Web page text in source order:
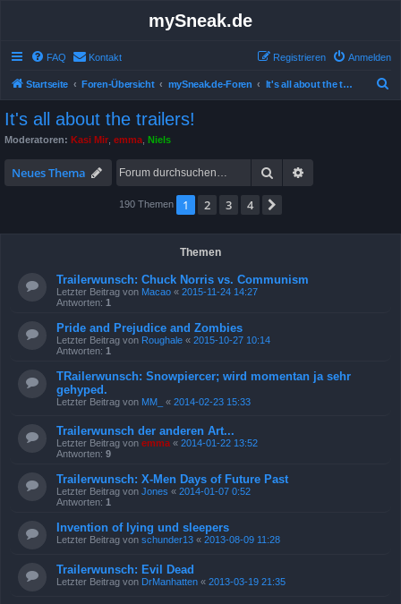
mySneak.de
FAQ Kontakt Anmelden
Registrieren
Startseite Foren-Übersicht mySneak.de-Foren It's all about the trailers!
It's all about the trailers!
Moderatoren: Kasi Mir emma Niels
Neues Thema Suche
190 Themen 1 2 3 4
Themen
Trailerwunsch: Chuck Norris vs. Communism
Letzter Beitrag von Macao « 2015-11-24 14:27
Antworten: 1
Pride and Prejudice and Zombies
Letzter Beitrag von Roughale « 2015-10-27 10:14
Antworten: 1
TRailerwunsch: Snowpiercer; wird momentan ja sehr
gehyped.
Letzter Beitrag von MM_ « 2014-02-23 15:33
Trailerwunsch der anderen Art...
Letzter Beitrag von emma « 2014-01-22 13:52
Antworten: 9
Trailerwunsch: X-Men Days of Future Past
Letzter Beitrag von Jones « 2014-01-07 0:52
Antworten: 1
Invention of lying und sleepers
Letzter Beitrag von schunder13 « 2013-08-09 11:28
Trailerwunsch: Evil Dead
Letzter Beitrag von DrManhatten « 2013-03-19 21:35